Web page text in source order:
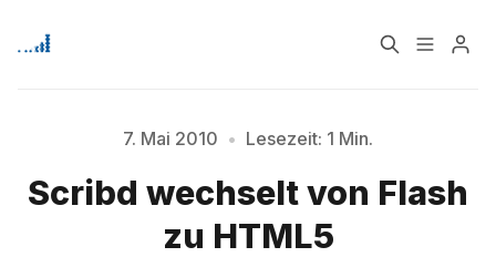
Über
Signup
7. Mai 2010 • Lesezeit: 1 Min.
Scribd wechselt von Flash
zu HTML5